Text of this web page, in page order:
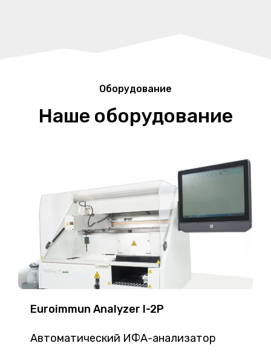
Оборудование
Наше оборудование
Euroimmun Analyzer I-2P
Автоматический ИФА-анализатор